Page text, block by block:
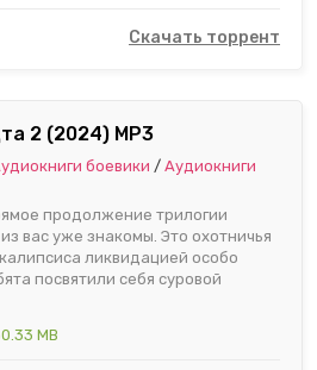
Скачать торрент
2 (2024) MP3
боевики / Аудиокниги
продолжение трилогии
вас уже знакомы. Это охотничья
ликвидацией особо
посвятили себя суровой
MB